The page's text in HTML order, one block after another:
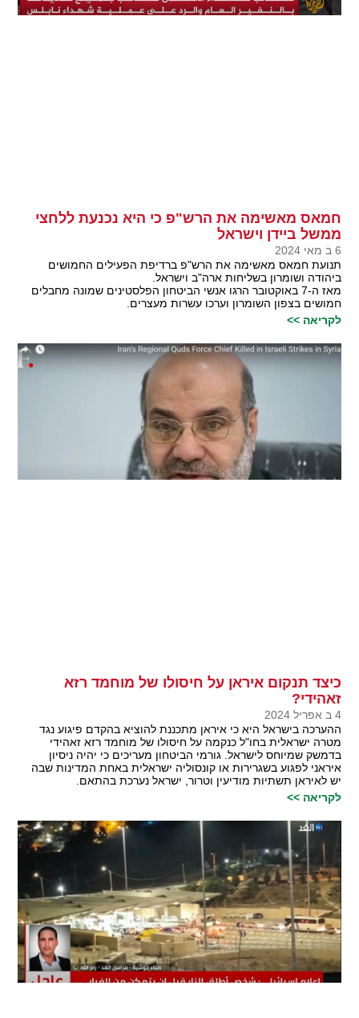
חמאס מאשימה את הרש"פ כי היא נכנעת ללחצי
ממשל ביידן וישראל
6 ב מאי 2024
תנועת חמאס מאשימה את הרש"פ ברדיפת הפעילים החמושים
ביהודה ושומרון בשליחות ארה"ב וישראל.
מאז ה-7 באוקטובר הרגו אנשי הביטחון הפלסטינים שמונה מחבלים
חמושים בצפון השומרון וערכו עשרות מעצרים.
לקריאה >>
כיצד תנקום איראן על חיסולו של מוחמד רזא
זאהידי?
4 ב אפריל 2024
ההערכה בישראל היא כי איראן מתכננת להוציא בהקדם פיגוע נגד
מטרה ישראלית בחו"ל כנקמה על חיסולו של מוחמד רזא זאהידי
בדמשק שמיוחס לישראל. גורמי הביטחון מעריכים כי יהיה ניסיון
איראני לפגוע בשגרירות או קונסוליה ישראלית באחת המדינות שבה
יש לאיראן תשתיות מודיעין וטרור, ישראל נערכת בהתאם.
לקריאה >>